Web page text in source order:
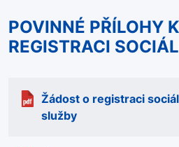
POVINNÉ PŘÍLOHY
REGISTRACI
Žádost o registraci
služby